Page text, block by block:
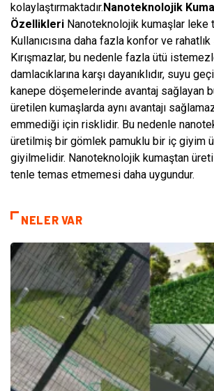
kolaylaştırmaktadır.Nanoteknolojik
Özellikleri Nanoteknolojik kumaşlar leke
Kullanıcısına daha fazla konfor ve
Kırışmazlar, bu nedenle fazla ütü
damlacıklarına karşı dayanıklıdır, suyu
kanepe döşemelerinde avantaj sağlayan
üretilen kumaşlarda aynı avantajı
emmediği için risklidir. Bu nedenle
üretilmiş bir gömlek pamuklu bir iç giyim
giyilmelidir. Nanoteknolojik kumaştan
tenle temas etmemesi daha uygundur.
NELER VAR